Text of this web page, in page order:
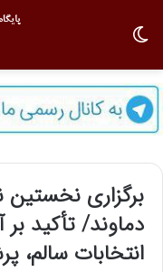
برگزاری
دماوند/ تأکید بر
انتخابات سالم،